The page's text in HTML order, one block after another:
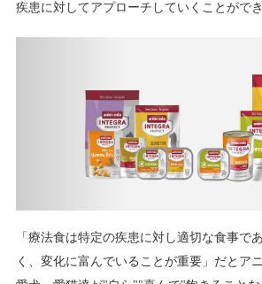
疾患に対してアプローチしていくことがで
「療法食は特定の疾患に対し適切な食事で
く、変化に富んでいることが重要」だとア